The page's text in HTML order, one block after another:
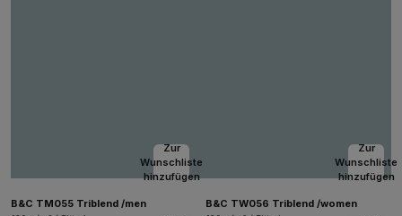
Zur
Wunschliste
hinzufügen
B&C TM055 Triblend /men
Zur
Wunschliste
hinzufügen
B&C TW056 Triblend /women